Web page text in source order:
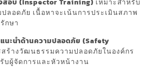
สอบ (Inspector Training) เหมาะสำหรับ
ลอดภัย เนื้อหาจะเน้นการประเมินสภาพ
กษา
นะนำด้านความปลอดภัย (Safety
สร้างวัฒนธรรมความปลอดภัยในองค์กร
บผู้จัดการและหัวหน้างาน